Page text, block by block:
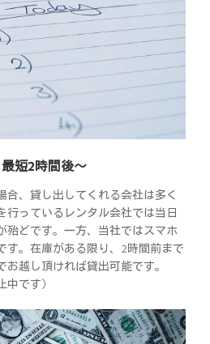
短2時間後～
合、貸し出してくれる会社は多く
行っているレンタル会社では当日
殆どです。一方、当社ではスマホ
す。在庫がある限り、2時間前まで
越し頂ければ貸出可能です。
中です）